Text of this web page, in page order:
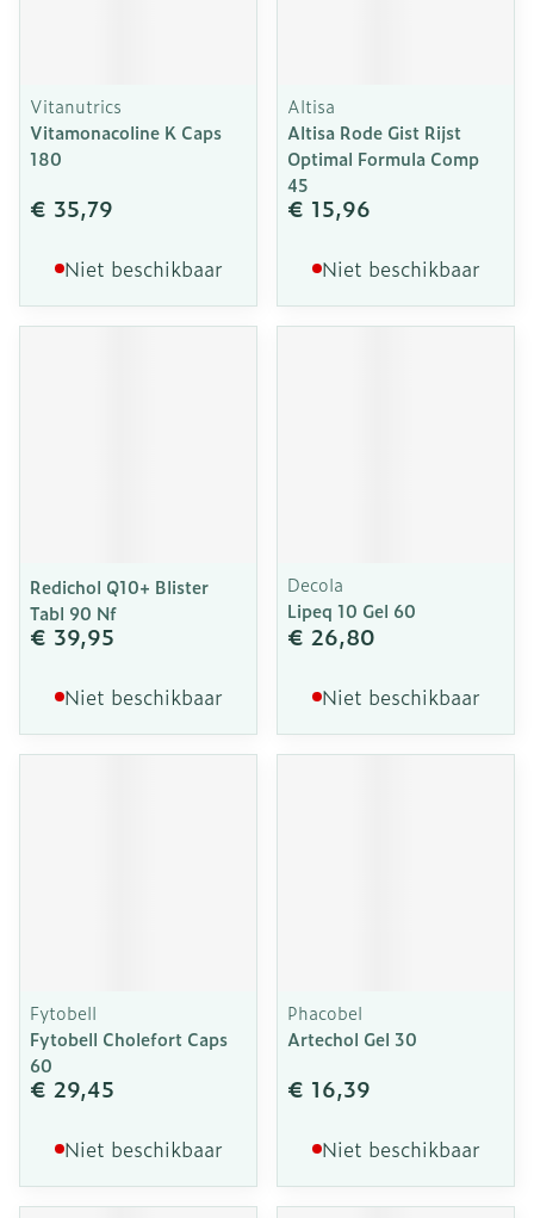
Vitanutrics
Vitamonacoline K Caps
180
€ 35,79
Niet beschikbaar
Altisa
Altisa Rode Gist Rijst
Optimal Formula Comp
45
€ 15,96
Niet beschikbaar
Redichol Q10+ Blister
Tabl 90 Nf
€ 39,95
Niet beschikbaar
Decola
Lipeq 10 Gel 60
€ 26,80
Niet beschikbaar
Fytobell
Fytobell Cholefort Caps
60
€ 29,45
Niet beschikbaar
Phacobel
Artechol Gel 30
€ 16,39
Niet beschikbaar